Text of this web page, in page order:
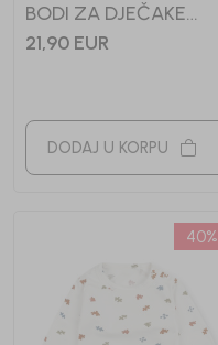
BODI ZA DJEČAKE
MARLON
21,90 EUR
DODAJ U KORPU
40%